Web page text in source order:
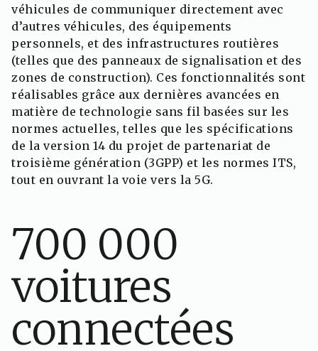
véhicules de communiquer directement avec
d’autres véhicules, des équipements
personnels, et des infrastructures routières
(telles que des panneaux de signalisation et des
zones de construction). Ces fonctionnalités sont
réalisables grâce aux dernières avancées en
matière de technologie sans fil basées sur les
normes actuelles, telles que les spécifications
de la version 14 du projet de partenariat de
troisième génération (3GPP) et les normes ITS,
tout en ouvrant la voie vers la 5G.
700 000
voitures
connectées